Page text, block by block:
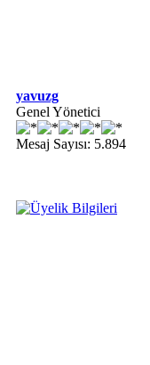
yavuzg
Genel Yönetici
Mesaj Sayısı: 5.894